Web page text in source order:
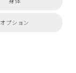
オプション